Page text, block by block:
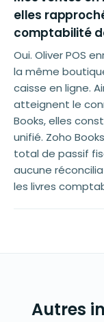
elles
comptabilité
Oui. Oliver POS
la même
caisse en ligne.
atteignent le
Books, elles
unifié. Zoho
total de passif
aucune
les livres
Autres